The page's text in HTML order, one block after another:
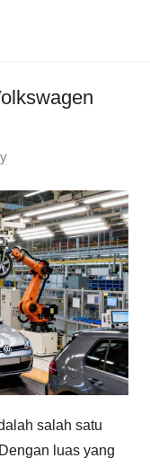
salah satu
luas yang